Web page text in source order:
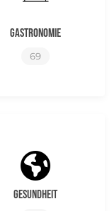
Gastronomie
69
Gesundheit